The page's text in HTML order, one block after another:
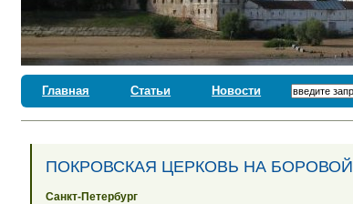
Главная Статьи Новости
ПОКРОВСКАЯ ЦЕРКОВЬ НА
Санкт-Петербург